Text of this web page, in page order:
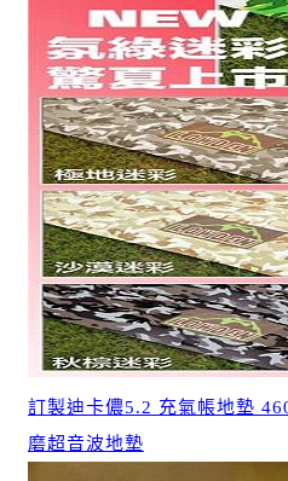
訂製迪卡儂5.2 充氣帳地墊
磨超音波地墊